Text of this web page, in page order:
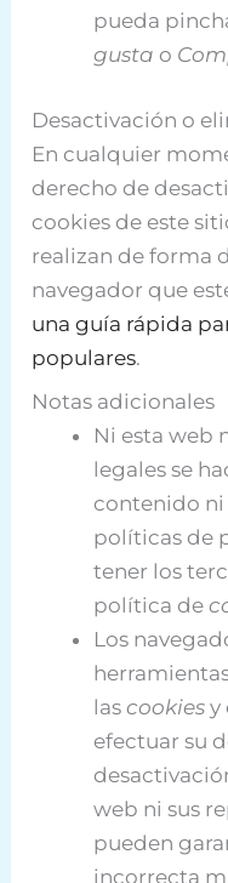
pueda
gusta o
Desactivación o
En cualquier
derecho de
cookies de este
realizan de forma
navegador que
una guía rápida
populares.
Notas adicionales
Ni esta web
legales se
contenido ni
políticas de
tener los
política de
Los
lascookies y
efectuar su
web ni sus
pueden
incorrecta